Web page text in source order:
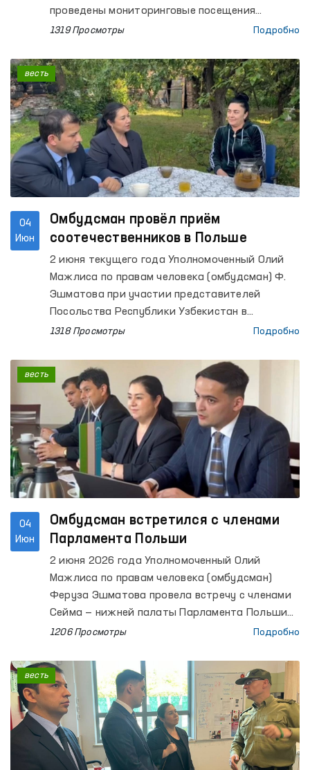
проведены мониторинговые посещения
колонии по исполнению наказания № 17,
временного содержания УВД Каракульского
района и расположенного в этом же районе
Мужского дома-интерната для инвалидов, а
также Бухарского областного филиала
психиатрической службы Республиканского
специализированного научно-практического
медицинского центра психиатрии.
1319 Просмотры Подробно
04
Июн
Омбудсман провёл приём
соотечественников в Польше
2 июня текущего года Уполномоченный Олий
Мажлиса по правам человека (омбудсман) Ф.
Эшматова при участии представителей
Посольства Республики Узбекистан в
Республике Польша провела выездную встречу
осуществляющими трудовую деятельность в
Польше.
1318 Просмотры Подробно
весть
04
Июн
Омбудсман встретился с членами
Парламента Польши
2 июня 2026 года Уполномоченный Олий
Мажлиса по правам человека (омбудсман)
Феруза Эшматова провела встречу с членами
Сейма — нижней палаты Парламента Польши
Мареком Жонсой, Вандой Новицкой и Алицией
1206 Просмотры Подробно
весть
весть